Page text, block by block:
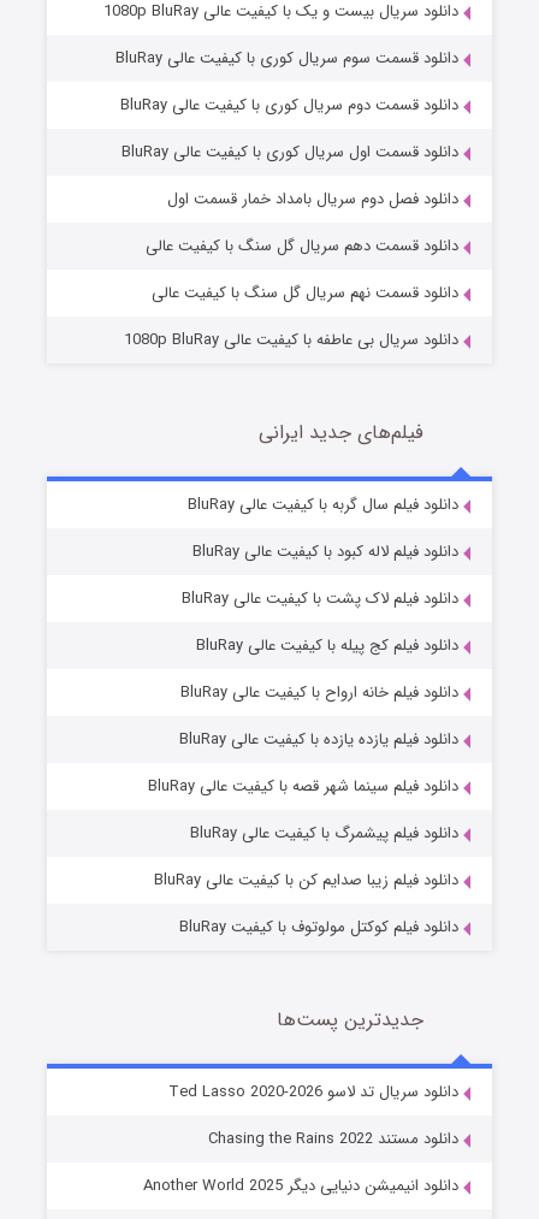
مردگان متحرک: شهر مرده ۳
قسمت2 (زیرنویس) منتشر شد
قسمت7 (زیرنویس) منتشر شد
خاندان اژدها فصل ۳
دانلود سریال بیست و یک با کیفیت عالی 1080p BluRay
دانلود قسمت سوم سریال کوری با کیفیت عالی BluRay
دانلود قسمت دوم سریال کوری با کیفیت عالی BluRay
دانلود قسمت اول سریال کوری با کیفیت عالی BluRay
دانلود فصل دوم سریال بامداد خمار قسمت اول
دانلود قسمت دهم سریال گل سنگ با کیفیت عالی
دانلود قسمت نهم سریال گل سنگ با کیفیت عالی
دانلود سریال بی عاطفه با کیفیت عالی 1080p BluRay
فیلم‌های جدید ایرانی
دانلود فیلم سال گربه با کیفیت عالی BluRay
دانلود فیلم لاله کبود با کیفیت عالی BluRay
دانلود فیلم لاک پشت با کیفیت عالی BluRay
دانلود فیلم کج‌ پیله با کیفیت عالی BluRay
دانلود فیلم خانه ارواح با کیفیت عالی BluRay
دانلود فیلم یازده یازده با کیفیت عالی BluRay
دانلود فیلم سینما شهر قصه با کیفیت عالی BluRay
دانلود فیلم پیشمرگ با کیفیت عالی BluRay
دانلود فیلم زیبا صدایم کن با کیفیت عالی BluRay
دانلود فیلم کوکتل مولوتوف با کیفیت BluRay
جدیدترین پست‌ها
دانلود سریال تد لاسو Ted Lasso 2020-2026
دانلود مستند Chasing the Rains 2022
دانلود انیمیشن دنیایی دیگر Another World 2025